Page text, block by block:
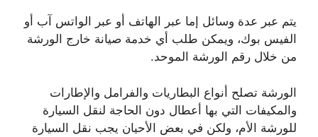
يتم عبر عدة وسائل إما عبر الهاتف أو عبر الواتس آب أو
الفيس بوك، ويمكن طلب أي خدمة صيانة خارج الورشة
من خلال رقم الورشة الموحد.
الورشة تصلح أنواع البطاريات والفرامل والإطارات
والمكيفات التي بها أعطال دون الحاجة لنقل السيارة
للورشة الأم، ولكن في بعض الأحيان يجب نقل السيارة